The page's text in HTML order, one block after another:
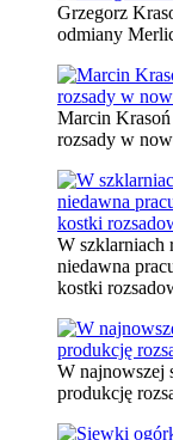
Grzegorz
odmiany
Marcin Krasoń
rozsady w
W szklarniach
niedawna
kostki
W najnowszej
produkcję